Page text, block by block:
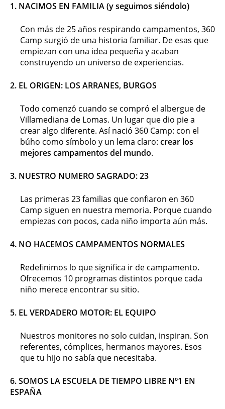
1. NACIMOS EN FAMILIA (y seguimos siéndolo)
Con más de 25 años respirando campamentos, 360
Camp surgió de una historia familiar. De esas que
empiezan con una idea pequeña y acaban
construyendo un universo de experiencias.
2. EL ORIGEN: LOS ARRANES, BURGOS
Todo comenzó cuando se compró el albergue de
Villamediana de Lomas. Un lugar que dio pie a
crear algo diferente. Así nació 360 Camp: con el
búho como símbolo y un lema claro: crear los
mejores campamentos del mundo.
3. NUESTRO NUMERO SAGRADO: 23
Las primeras 23 familias que confiaron en 360
Camp siguen en nuestra memoria. Porque cuando
empiezas con pocos, cada niño importa aún más.
4. NO HACEMOS CAMPAMENTOS NORMALES
Redefinimos lo que significa ir de campamento.
Ofrecemos 10 programas distintos porque cada
niño merece encontrar su sitio.
5. EL VERDADERO MOTOR: EL EQUIPO
Nuestros monitores no solo cuidan, inspiran. Son
referentes, cómplices, hermanos mayores. Esos
que tu hijo no sabía que necesitaba.
6. SOMOS LA ESCUELA DE TIEMPO LIBRE Nº1 EN
ESPAÑA